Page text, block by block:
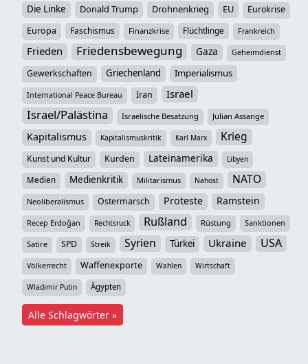
Die Linke
Donald Trump Drohnenkrieg EU
Eurokrise
Europa
Faschismus Finanzkrise Flüchtlinge Frankreich
Frieden Friedensbewegung Gaza Geheimdienst
Gewerkschaften Griechenland Imperialismus
International Peace Bureau Iran Israel
Israel/Palästina Israelische Besatzung Julian Assange
Kapitalismus Kapitalismuskritik Karl Marx Krieg
Kunst und Kultur Kurden Lateinamerika Libyen
Medien Medienkritik Militarismus Nahost NATO
Neoliberalismus Ostermarsch Proteste Ramstein
Recep Erdoğan Rechtsruck Rußland Rüstung Sanktionen
Satire SPD Streik Syrien Türkei Ukraine USA
Völkerrecht Waffenexporte Wahlen Wirtschaft
Wladimir Putin Ägypten
Alle Schlagwörter »